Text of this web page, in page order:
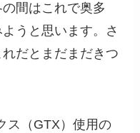
間はこれで奥多
うと思います。さ
だとまだまだきつ
ス（GTX）使用の